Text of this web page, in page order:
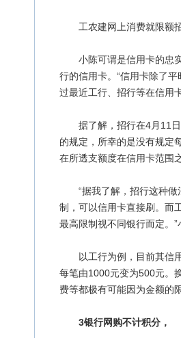
工农建网上消费就限额招
小陈可谓是信用卡的忠实
行的信用卡。“信用卡除了
过最近工行、招行等在信用
据了解，招行在4月11日
的规定，所幸的是没有规定
在所透支额度在信用卡范围
“据我了解，招行这种做
制，可以信用卡直接刷。而工
最高限制视不同银行而定。”
以工行为例，目前其信用
每笔由1000元变为500元。
费等都极有可能因为金额的
3银行网购不计积分，